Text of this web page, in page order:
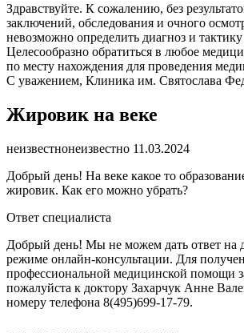
Здравствуйте. К сожалению, без
заключений, обследования и очного
невозможно определить диагноз и
Целесообразно обратиться в любое
по месту нахождения для проведения
С уважением, Клиника им. Святослава
Жировик на веке
неизвестнонеизвестно 11.03.2024
Добрый день! На веке какое то
жировик. Как его можно убрать?
Ответ специалиста
Добрый день! Мы не можем дать ответ на
режиме онлайн-консультации. Для
профессиональной медицинской помощи
пожалуйста к доктору Захарчук Анне
номеру телефона 8(495)699-17-79.